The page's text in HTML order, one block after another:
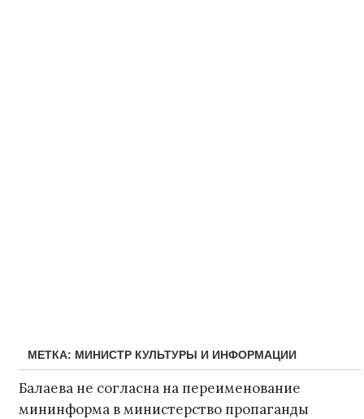
МЕТКА: МИНИСТР КУЛЬТУРЫ И ИНФОРМАЦИИ
Балаева не согласна на переименование
мининформа в министерство пропаганды